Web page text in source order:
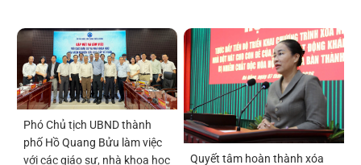
Phó Chủ tịch UBND thành
phố Hồ Quang Bửu làm việc
với các giáo sư, nhà khoa học
Quyết tâm hoàn thành xóa